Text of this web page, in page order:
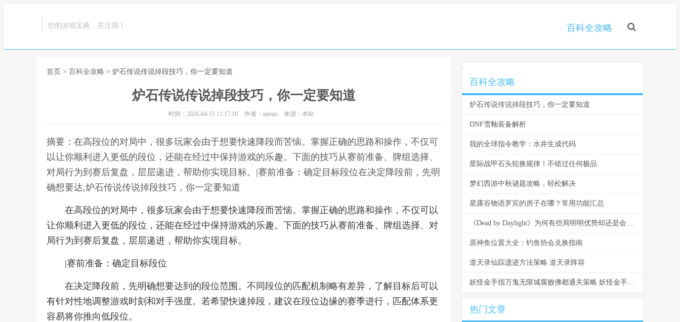
您的游戏宝典，关注我！ 百科全攻略
首页 > 百科全攻略 > 炉石传说传说掉段技巧，你一定要知道
炉石传说传说掉段技巧，你一定要知道
时间：2026-04-15 11:17:18 作者：admin 来源：本站
摘要：在高段位的对局中，很多玩家会由于想要快速降段而苦恼。掌握正确的思路和操作，不仅可
以让你顺利进入更低的段位，还能在经过中保持游戏的乐趣。下面的技巧从赛前准备、牌组选择、
对局行为到赛后复盘，层层递进，帮助你实现目标。|赛前准备：确定目标段位在决定降段前，先明
确想要达,炉石传说传说掉段技巧，你一定要知道
在高段位的对局中，很多玩家会由于想要快速降段而苦恼。掌握正确的思路和操作，不仅可以
让你顺利进入更低的段位，还能在经过中保持游戏的乐趣。下面的技巧从赛前准备、牌组选择、对
局行为到赛后复盘，层层递进，帮助你实现目标。
|赛前准备：确定目标段位
在决定降段前，先明确想要达到的段位范围。不同段位的匹配机制略有差异，了解目标后可以
有针对性地调整游戏时刻和对手强度。若希望快速掉段，建议在段位边缘的赛季进行，匹配体系更
容易将你推向低段位。
.
百科全攻略
炉石传说传说掉段技巧，你一定要知道
DNF雪釉装备解析
我的全球指令教学：水井生成代码
星际战甲石头轮换规律！不错过任何极品
梦幻西游中秋谜题攻略，轻松解决
星露谷物语罗宾的房子在哪？常用功能汇总
《Dead by Daylight》为何有些局明明优势却还是会翻车
原神鱼位置大全：钓鱼协会兑换指南
道天录仙踪遗迹方法策略 道天录阵容
妖怪金手指万鬼无限城腐败佛都通关策略 妖怪金手指万鬼之巅难度1
热门文章